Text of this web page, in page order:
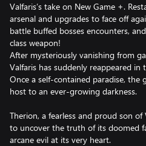
Valfaris’s take on New Game +.
arsenal and upgrades to face off
battle buffed bosses encounters,
class weapon!
After mysteriously vanishing from
Valfaris has suddenly reappeared
Once a self-contained paradise, the
host to an ever-growing darkness.
Therion, a fearless and proud son
to uncover the truth of its doomed
arcane evil at its very heart.